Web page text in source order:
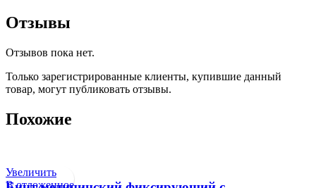
Отзывы
Отзывов пока нет.
Только зарегистрированные клиенты, купившие данный
товар, могут публиковать отзывы.
Похожие
Увеличить
В отложенное